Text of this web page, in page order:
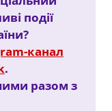
події
канал
.
разом з